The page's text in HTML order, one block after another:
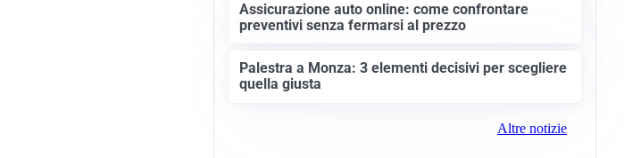
Assicurazione auto online: come confrontare
preventivi senza fermarsi al prezzo
Palestra a Monza: 3 elementi decisivi per scegliere
quella giusta
Altre notizie